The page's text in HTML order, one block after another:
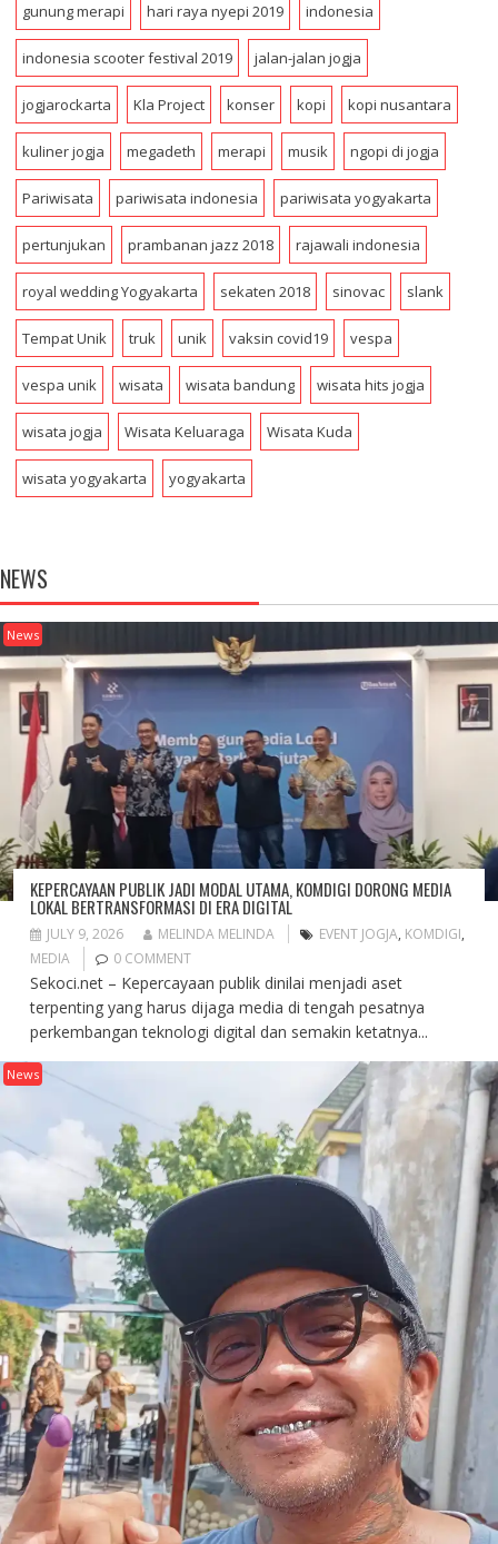
s
gunung merapi hari raya nyepi 2019 indonesia
indonesia scooter festival 2019 jalan-jalan jogja
jogjarockarta Kla Project konser kopi kopi nusantara
kuliner jogja megadeth merapi musik ngopi di jogja
Pariwisata pariwisata indonesia pariwisata yogyakarta
pertunjukan prambanan jazz 2018 rajawali indonesia
royal wedding Yogyakarta sekaten 2018 sinovac slank
Tempat Unik truk unik vaksin covid19 vespa
vespa unik wisata wisata bandung wisata hits jogja
wisata jogja Wisata Keluaraga Wisata Kuda
wisata yogyakarta yogyakarta
NEWS
News
KEPERCAYAAN PUBLIK JADI MODAL UTAMA, KOMDIGI DORONG MEDIA
LOKAL BERTRANSFORMASI DI ERA DIGITAL
JULY 9, 2026 MELINDA MELINDA EVENT JOGJA, KOMDIGI,
MEDIA
0 COMMENT
Sekoci.net – Kepercayaan publik dinilai menjadi aset
terpenting yang harus dijaga media di tengah pesatnya
perkembangan teknologi digital dan semakin ketatnya...
News